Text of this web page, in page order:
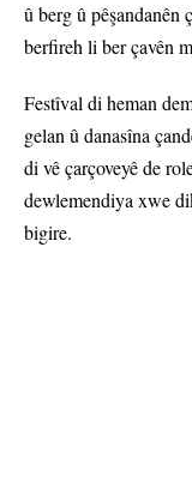
û berg û
berfireh li ber çavên
Festîval di heman
gelan û danasîna
di vê çarçoveyê de
dewlemendiya xwe
bigire.